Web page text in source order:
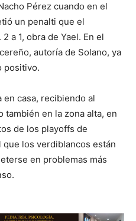
Pérez cuando en el
un penalti que el
a 1, obra de Yael. En el
autoría de Solano, ya
positivo.
casa, recibiendo al
en la zona alta, en
de los playoffs de
los verdiblancos están
en problemas más